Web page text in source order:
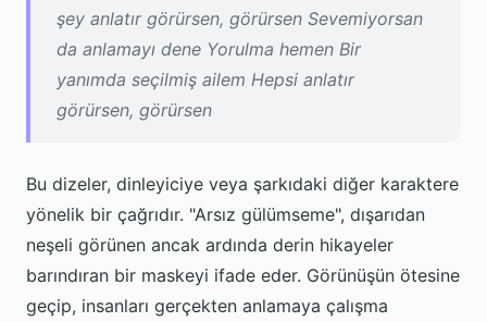
şey anlatır görürsen, görürsen Sevemiyorsan
da anlamayı dene Yorulma hemen Bir
yanımda seçilmiş ailem Hepsi anlatır
görürsen, görürsen
Bu dizeler, dinleyiciye veya şarkıdaki diğer karaktere
yönelik bir çağrıdır. "Arsız gülümseme", dışarıdan
neşeli görünen ancak ardında derin hikayeler
barındıran bir maskeyi ifade eder. Görünüşün ötesine
geçip, insanları gerçekten anlamaya çalışma